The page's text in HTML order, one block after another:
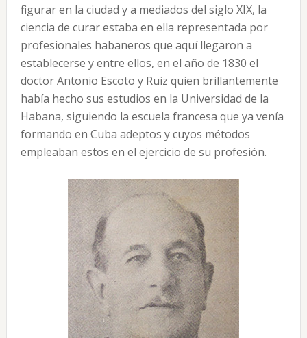
figurar en la ciudad y a mediados del siglo XIX, la
ciencia de curar estaba en ella representada por
profesionales habaneros que aquí llegaron a
establecerse y entre ellos, en el año de 1830 el
doctor Antonio Escoto y Ruiz quien brillantemente
había hecho sus estudios en la Universidad de la
Habana, siguiendo la escuela francesa que ya venía
formando en Cuba adeptos y cuyos métodos
empleaban estos en el ejercicio de su profesión.